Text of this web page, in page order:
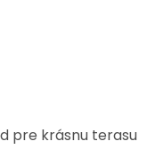
pre krásnu terasu